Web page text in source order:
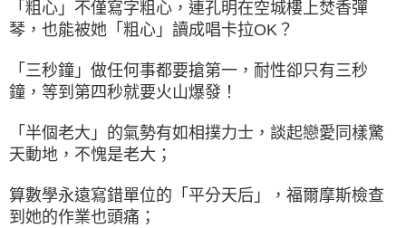
「粗心」不僅寫字粗心，連孔明在空城樓上焚香彈
琴，也能被她「粗心」讀成唱卡拉OK？
「三秒鐘」做任何事都要搶第一，耐性卻只有三秒
鐘，等到第四秒就要火山爆發！
「半個老大」的氣勢有如相撲力士，談起戀愛同樣驚
天動地，不愧是老大；
算數學永遠寫錯單位的「平分天后」，福爾摩斯檢查
到她的作業也頭痛；